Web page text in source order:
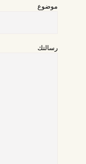
موضوع
رسالتك